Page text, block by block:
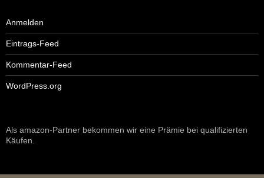
Anmelden
Eintrags-Feed
Kommentar-Feed
WordPress.org
Als amazon-Partner bekommen wir eine Prämie bei qualifizierten
Käufen.